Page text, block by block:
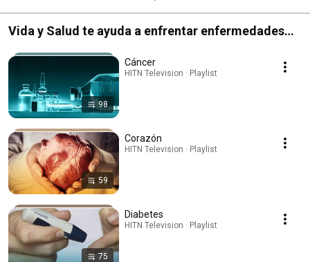
Vida y Salud te ayuda a enfrentar enfermedades
98
Cáncer
HITN Television · Playlist
59
Corazón
HITN Television · Playlist
75
Diabetes
HITN Television · Playlist